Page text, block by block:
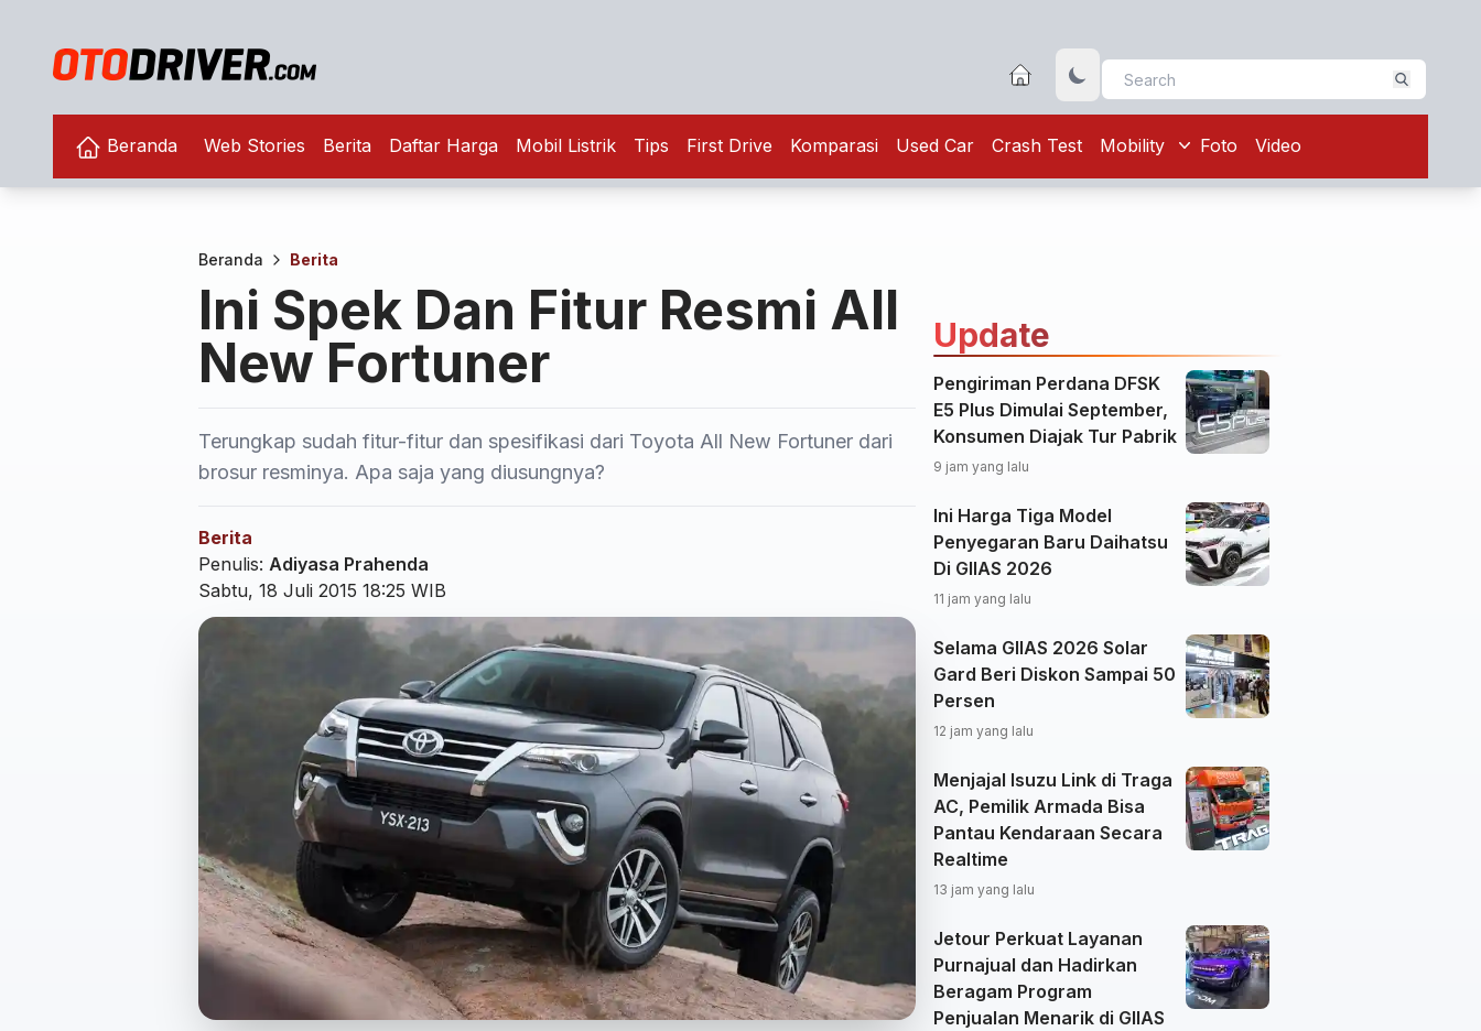
Beranda Web Stories Berita Daftar Harga Mobil Listrik Tips First Drive Komparasi Used Car Crash Test Mobility Foto Video
Beranda Berita
Ini Spek Dan Fitur Resmi All
New Fortuner
Terungkap sudah fitur-fitur dan spesifikasi dari Toyota All New Fortuner dari
brosur resminya. Apa saja yang diusungnya?
Berita
Penulis: Adiyasa Prahenda
Sabtu, 18 Juli 2015 18:25 WIB
Update
Pengiriman Perdana DFSK
E5 Plus Dimulai September,
Konsumen Diajak Tur Pabrik
9 jam yang lalu
Ini Harga Tiga Model
Penyegaran Baru Daihatsu
Di GIIAS 2026
11 jam yang lalu
Selama GIIAS 2026 Solar
Gard Beri Diskon Sampai 50
Persen
12 jam yang lalu
Menjajal Isuzu Link di Traga
AC, Pemilik Armada Bisa
Pantau Kendaraan Secara
Realtime
13 jam yang lalu
Jetour Perkuat Layanan
Purnajual dan Hadirkan
Beragam Program
Penjualan Menarik di GIIAS